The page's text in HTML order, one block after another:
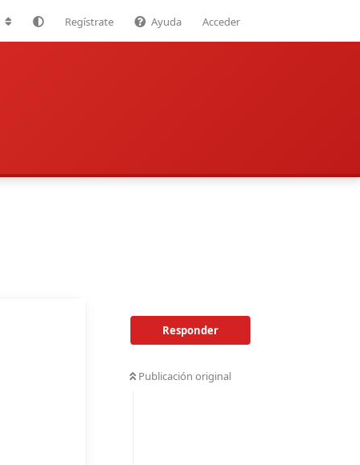
Regístrate Ayuda Acceder
Responder
Publicación original